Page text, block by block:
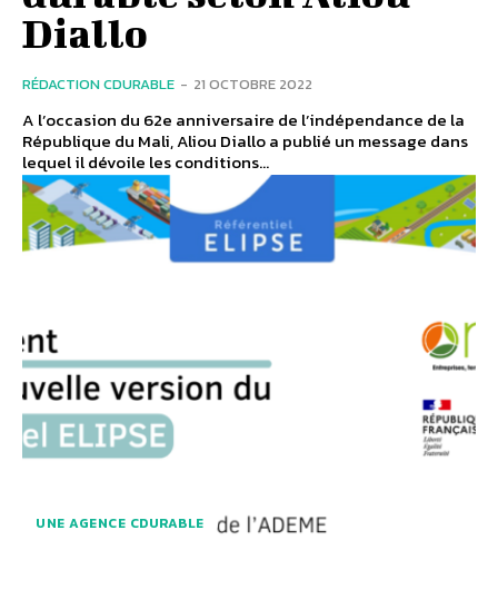
Diallo
RÉDACTION CDURABLE - 21 OCTOBRE 2022
A l’occasion du 62e anniversaire de l’indépendance de la
République du Mali, Aliou Diallo a publié un message dans
lequel il dévoile les conditions...
UNE AGENCE CDURABLE